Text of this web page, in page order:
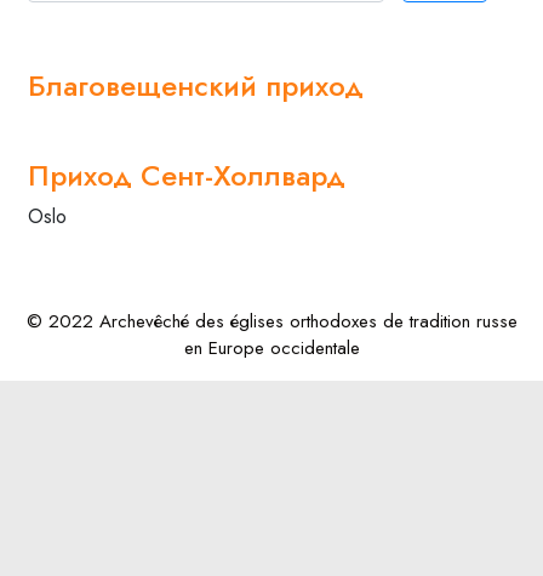
Благовещенский приход
Приход Сент-Холлвард
Oslo
© 2022 Archevêché des églises orthodoxes de tradition russe
en Europe occidentale